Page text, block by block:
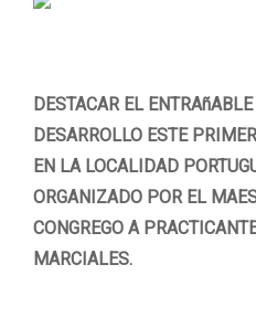
DESTACAR EL
DESARROLLO ESTE
EN LA LOCALIDAD
ORGANIZADO POR EL
CONGREGO A
MARCIALES.